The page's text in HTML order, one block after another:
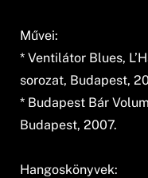
Művei:
* Ventilátor Blues,
sorozat, Budapest,
* Budapest Bár
Budapest, 2007.
Hangoskönyvek: